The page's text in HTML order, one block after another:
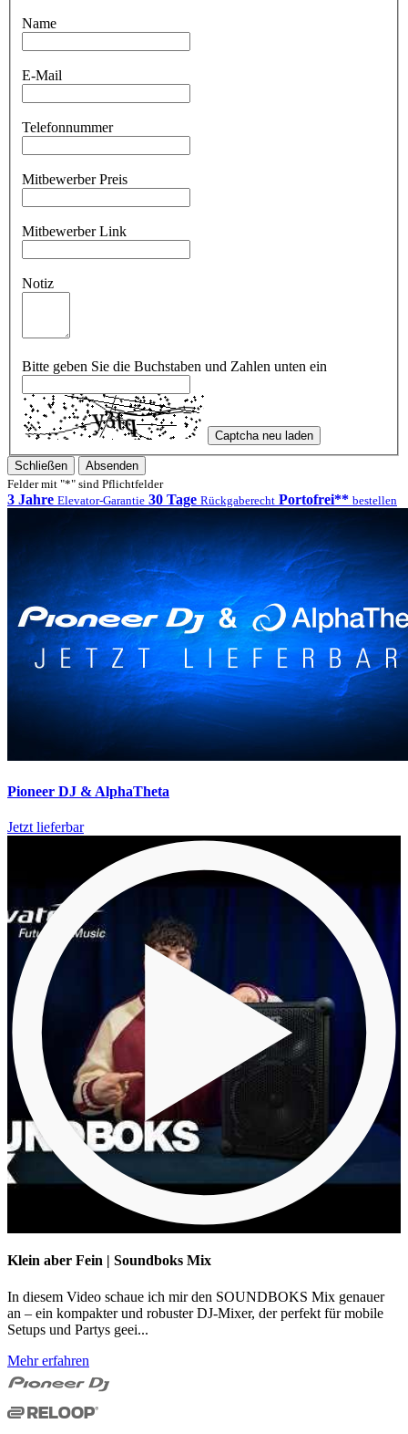
Name
E-Mail
Telefonnummer
Mitbewerber Preis
Mitbewerber Link
Notiz
Bitte geben Sie die Buchstaben und Zahlen unten ein
Captcha neu laden
Schließen
Absenden
Felder mit "*" sind Pflichtfelder
3 Jahre Elevator-Garantie 30 Tage Rückgaberecht Portofrei** bestellen
Pioneer DJ & AlphaTheta
Jetzt lieferbar
Klein aber Fein | Soundboks Mix
In diesem Video schaue ich mir den SOUNDBOKS Mix genauer
an – ein kompakter und robuster DJ-Mixer, der perfekt für mobile
Setups und Partys geei...
Mehr erfahren